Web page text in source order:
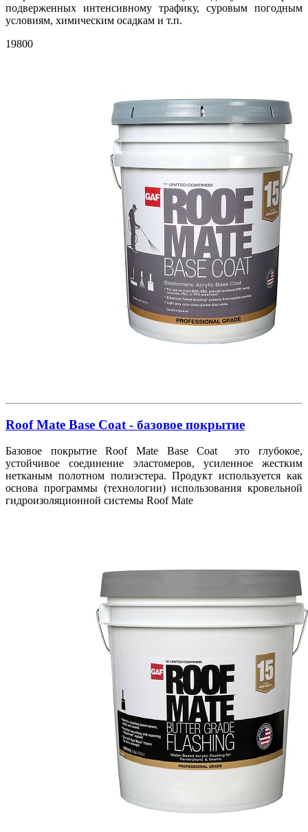
подверженных интенсивному трафику, суровым погодным
условиям, химическим осадкам и т.п.
19800
Roof Mate Base Coat - базовое покрытие
Базовое покрытие Roof Mate Base Coat это глубокое,
устойчивое соединение эластомеров, усиленное жестким
нетканым полотном полиэстера. Продукт используется как
основа программы (технологии) использования кровельной
гидроизоляционной системы Roof Mate